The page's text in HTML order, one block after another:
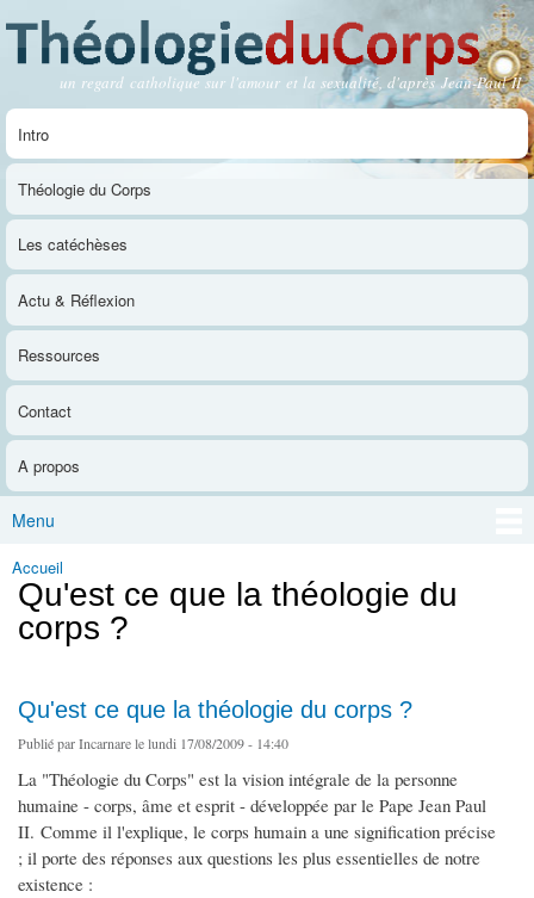
contenu
principal
Théologie du Corps
un regard catholique sur l'amour et la sexualité, d'après Jean-Paul II
Menu principal
Intro
Théologie du Corps
Les catéchèses
Actu & Réflexion
Ressources
Contact
A propos
Menu
Vous êtes ici
Accueil
Qu'est ce que la théologie du
corps ?
Qu'est ce que la théologie du corps ?
Publié parIncarnarele lundi 17/08/2009 - 14:40
La "Théologie du Corps" est la vision intégrale de la personne
humaine - corps, âme et esprit - développée par le Pape Jean Paul
II. Comme il l'explique, le corps humain a une signification précise
; il porte des réponses aux questions les plus essentielles de notre
existence :